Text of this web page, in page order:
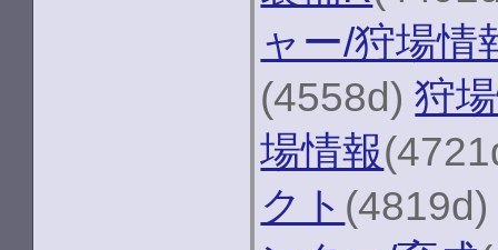
ャー/狩場情
(4558d)狩
場情報
クト